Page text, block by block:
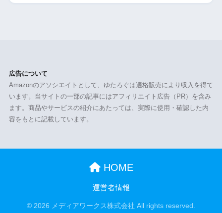
広告について
Amazonのアソシエイトとして、ゆたろぐは適格販売により収入を得て
います。当サイトの一部の記事にはアフィリエイト広告（PR）を含み
ます。商品やサービスの紹介にあたっては、実際に使用・確認した内
容をもとに記載しています。
HOME
運営者情報
© 2026 メディアワークス株式会社 All rights reserved.